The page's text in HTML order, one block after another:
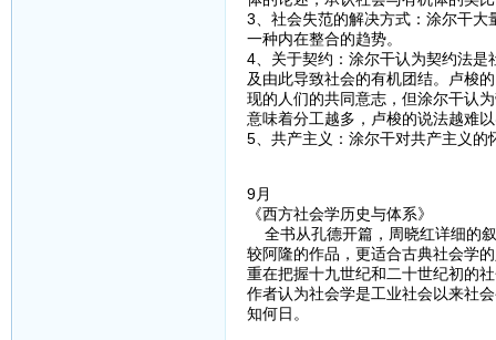
3、社会失范的解决方式：涂尔干
一种内在整合的趋势。
4、关于契约：涂尔干认为契约法
及由此导致社会的有机团结。卢梭
现的人们的共同意志，但涂尔干认
意味着分工越多，卢梭的说法越难
5、共产主义：涂尔干对共产主义
9月
《西方社会学历史与体系》
全书从孔德开篇，周晓红详细的
较阿隆的作品，更适合古典社会学
重在把握十九世纪和二十世纪初的
作者认为社会学是工业社会以来社
知何日。